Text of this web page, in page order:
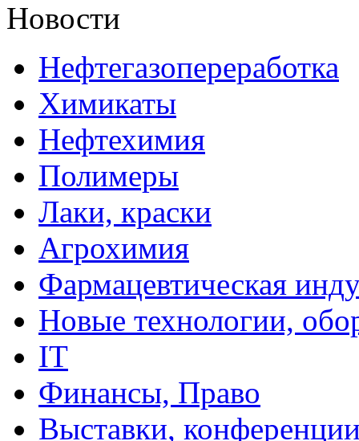
Новости
Нефтегазопереработка
Химикаты
Нефтехимия
Полимеры
Лаки, краски
Агрохимия
Фармацевтическая
Новые технологии,
IT
Финансы, Право
Выставки,